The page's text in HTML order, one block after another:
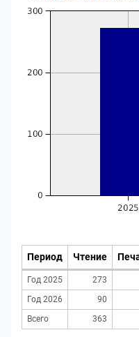
Период Чтение
Год 2025 273
Год 2026
90
Всего
363